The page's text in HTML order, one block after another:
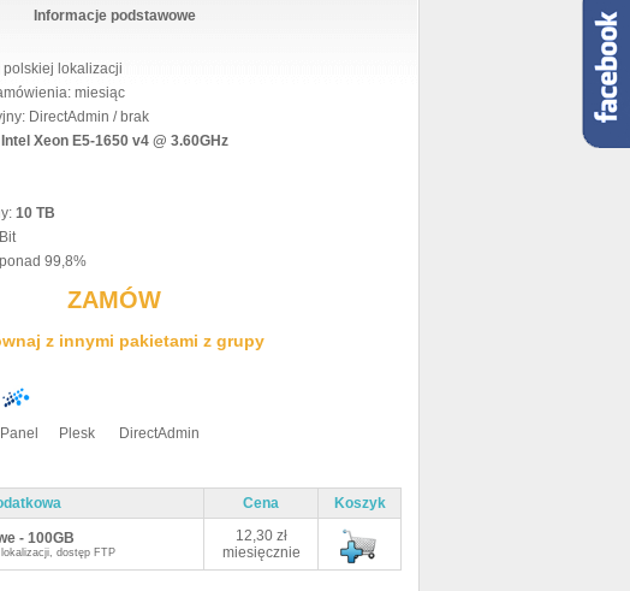
Informacje podstawowe
polskiej lokalizacji
miesiąc
DirectAdmin / brak
Xeon E5-1650 v4 @ 3.60GHz
10 TB
99,8%
ZAMÓW
z innymi pakietami z grupy
Plesk DirectAdmin
Cena Koszyk
- 100GB
dostęp FTP
12,30 zł
miesięcznie